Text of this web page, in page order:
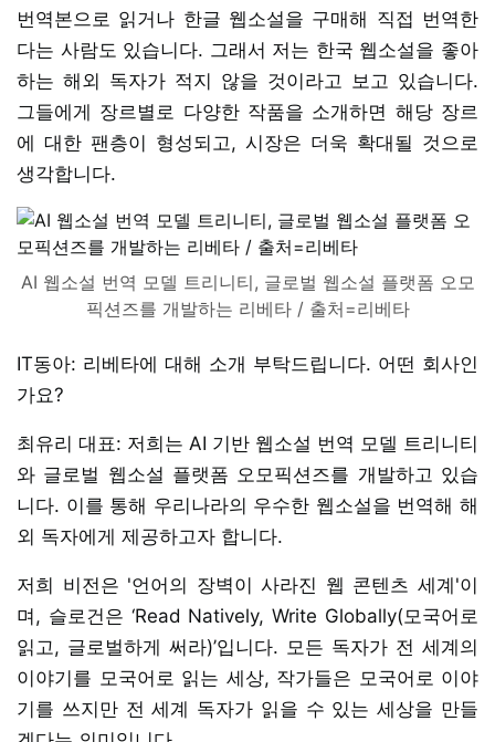
번역본으로 읽거나 한글 웹소설을 구매해 직접 번역한
다는 사람도 있습니다. 그래서 저는 한국 웹소설을 좋아
하는 해외 독자가 적지 않을 것이라고 보고 있습니다.
그들에게 장르별로 다양한 작품을 소개하면 해당 장르
에 대한 팬층이 형성되고, 시장은 더욱 확대될 것으로
생각합니다.
AI 웹소설 번역 모델 트리니티, 글로벌 웹소설 플랫폼 오모
픽션즈를 개발하는 리베타 / 출처=리베타
IT동아: 리베타에 대해 소개 부탁드립니다. 어떤 회사인
가요?
최유리 대표: 저희는 AI 기반 웹소설 번역 모델 트리니티
와 글로벌 웹소설 플랫폼 오모픽션즈를 개발하고 있습
니다. 이를 통해 우리나라의 우수한 웹소설을 번역해 해
외 독자에게 제공하고자 합니다.
저희 비전은 '언어의 장벽이 사라진 웹 콘텐츠 세계'이
며, 슬로건은 ‘Read Natively, Write Globally(모국어로
읽고, 글로벌하게 써라)’입니다. 모든 독자가 전 세계의
이야기를 모국어로 읽는 세상, 작가들은 모국어로 이야
기를 쓰지만 전 세계 독자가 읽을 수 있는 세상을 만들